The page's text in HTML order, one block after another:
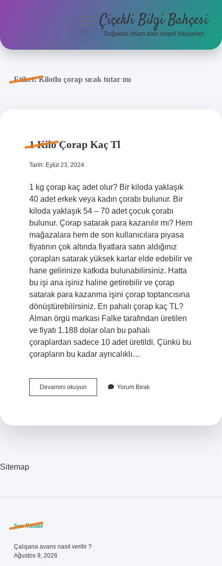
Anasayfa
menüyüÇiçekli Bilgi Bahçesi
Doğadan ilham alan neşeli hikayeler!
Etiket:Kilotlu çorap sıcak tutar mı
1 Kilo Çorap Kaç Tl
Tarih: Eylül 23, 2024
1 kg çorap kaç adet olur? Bir kiloda yaklaşık
40 adet erkek veya kadın çorabı bulunur. Bir
kiloda yaklaşık 54 – 70 adet çocuk çorabı
bulunur. Çorap satarak para kazanılır mı? Hem
mağazalara hem de son kullanıcılara piyasa
fiyatının çok altında fiyatlara satın aldığınız
çorapları satarak yüksek karlar elde edebilir ve
hane gelirinize katkıda bulunabilirsiniz. Hatta
bu işi ana işiniz haline getirebilir ve çorap
satarak para kazanma işini çorap toptancısına
dönüştürebilirsiniz. En pahalı çorap kaç TL?
Alman örgü markası Falke tarafından üretilen
ve fiyatı 1.188 dolar olan bu pahalı
çoraplardan sadece 10 adet üretildi. Çünkü bu
çorapların bu kadar ayrıcalıklı…
Devamını okuyun1
Kilo
Yorum Bırak
Sitemap
Sidebar
Son Yazılar
Çalışana avans nasıl verilir ?
Ağustos 9, 2026